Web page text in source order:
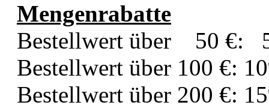
Mengenrabatte
Bestellwert über 50 €:
Bestellwert über 100 €:
Bestellwert über 200 €: